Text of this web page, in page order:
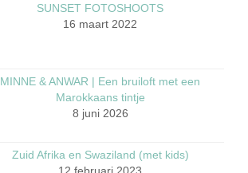
SUNSET FOTOSHOOTS
16 maart 2022
MINNE & ANWAR | Een bruiloft met een
Marokkaans tintje
8 juni 2026
Zuid Afrika en Swaziland (met kids)